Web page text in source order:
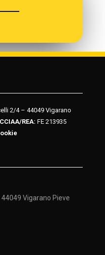
2/4 – 44049 Vigarano
CCIAA/REA: FE 213935
44049 Vigarano Pieve